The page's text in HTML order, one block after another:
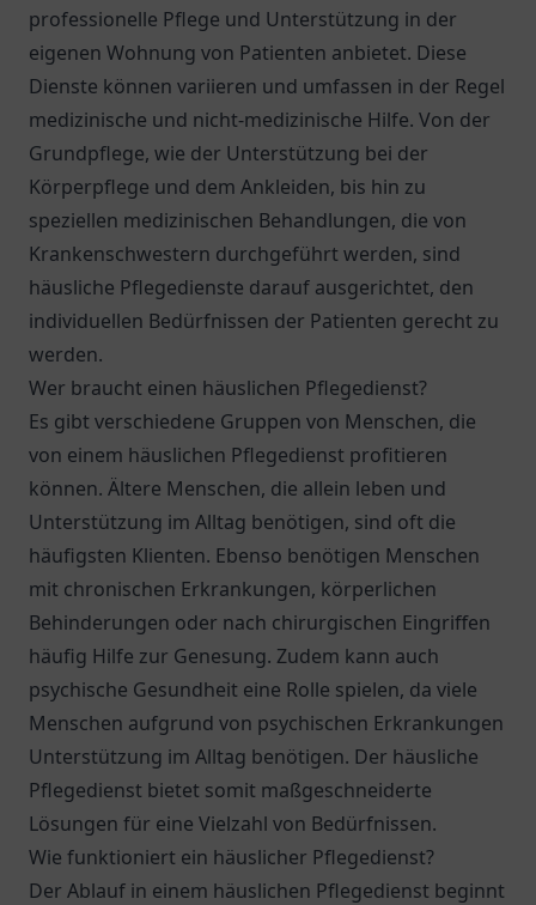
professionelle Pflege und Unterstützung in der
eigenen Wohnung von Patienten anbietet. Diese
Dienste können variieren und umfassen in der Regel
medizinische und nicht-medizinische Hilfe. Von der
Grundpflege, wie der Unterstützung bei der
Körperpflege und dem Ankleiden, bis hin zu
speziellen medizinischen Behandlungen, die von
Krankenschwestern durchgeführt werden, sind
häusliche Pflegedienste darauf ausgerichtet, den
individuellen Bedürfnissen der Patienten gerecht zu
werden.
Wer braucht einen häuslichen Pflegedienst?
Es gibt verschiedene Gruppen von Menschen, die
von einem häuslichen Pflegedienst profitieren
können. Ältere Menschen, die allein leben und
Unterstützung im Alltag benötigen, sind oft die
häufigsten Klienten. Ebenso benötigen Menschen
mit chronischen Erkrankungen, körperlichen
Behinderungen oder nach chirurgischen Eingriffen
häufig Hilfe zur Genesung. Zudem kann auch
psychische Gesundheit eine Rolle spielen, da viele
Menschen aufgrund von psychischen Erkrankungen
Unterstützung im Alltag benötigen. Der häusliche
Pflegedienst bietet somit maßgeschneiderte
Lösungen für eine Vielzahl von Bedürfnissen.
Wie funktioniert ein häuslicher Pflegedienst?
Der Ablauf in einem häuslichen Pflegedienst beginnt